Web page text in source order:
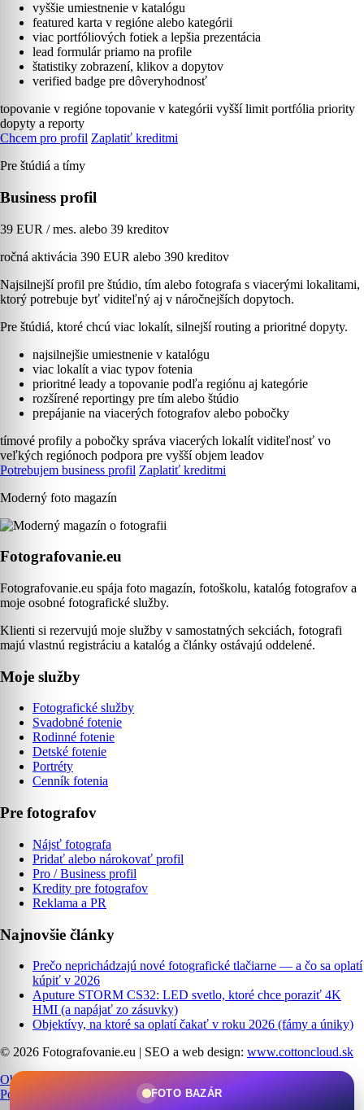
vyššie umiestnenie v katalógu
featured karta v regióne alebo kategórii
viac portfóliových fotiek a lepšia prezentácia
lead formulár priamo na profile
štatistiky zobrazení, klikov a dopytov
verified badge pre dôveryhodnosť
topovanie v regióne topovanie v kategórii vyšší limit portfólia priority
dopyty a reporty
Chcem pro profil Zaplatiť kreditmi
Pre štúdiá a tímy
Business profil
39 EUR / mes. alebo 39 kreditov
ročná aktivácia 390 EUR alebo 390 kreditov
Najsilnejší profil pre štúdio, tím alebo fotografa s viacerými lokalitami,
ktorý potrebuje byť viditeľný aj v náročnejších dopytoch.
Pre štúdiá, ktoré chcú viac lokalít, silnejší routing a prioritné dopyty.
najsilnejšie umiestnenie v katalógu
viac lokalít a viac typov fotenia
prioritné leady a topovanie podľa regiónu aj kategórie
rozšírené reportingy pre tím alebo štúdio
prepájanie na viacerých fotografov alebo pobočky
tímové profily a pobočky správa viacerých lokalít viditeľnosť vo
veľkých regiónoch podpora pre vyšší objem leadov
Potrebujem business profil Zaplatiť kreditmi
Moderný foto magazín
Fotografovanie.eu
Fotografovanie.eu spája foto magazín, fotoškolu, katalóg fotografov a
moje osobné fotografické služby.
Klienti si rezervujú moje služby v samostatných sekciách, fotografi
majú vlastnú registráciu a katalóg a články ostávajú oddelené.
Moje služby
Fotografické služby
Svadobné fotenie
Rodinné fotenie
Detské fotenie
Portréty
Cenník fotenia
Pre fotografov
Nájsť fotografa
Pridať alebo nárokovať profil
Pro / Business profil
Kredity pre fotografov
Reklama a PR
Najnovšie články
Prečo neprichádzajú nové fotografické tlačiarne — a čo sa oplatí
kúpiť v 2026
Aputure STORM CS32: LED svetlo, ktoré chce poraziť 4K
HMI (a napájať zo zásuvky)
Objektívy, na ktoré sa oplatí čakať v roku 2026 (fámy a úniky)
© 2026 Fotografovanie.eu | SEO a web design: www.cottoncloud.sk
Obchodné podmienky
Podmienky používania
FOTO BAZÁR